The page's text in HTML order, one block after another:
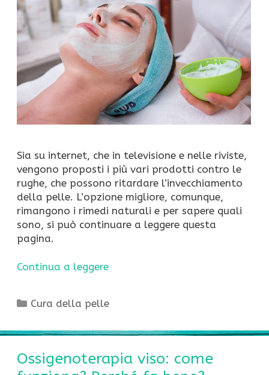
Sia su internet, che in televisione e nelle riviste,
vengono proposti i più vari prodotti contro le
rughe, che possono ritardare l’invecchiamento
della pelle. L’opzione migliore, comunque,
rimangono i rimedi naturali e per sapere quali
sono, si può continuare a leggere questa
pagina.
Continua a leggere
Categorie
Cura della pelle
Ossigenoterapia viso: come